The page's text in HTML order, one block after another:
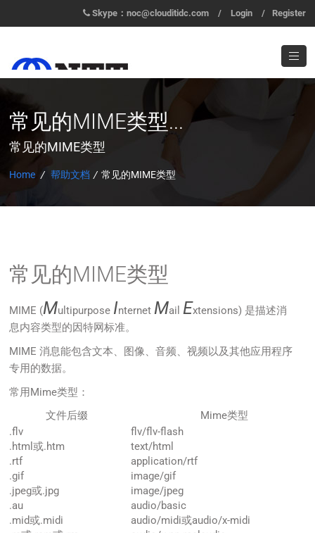
Skype：noc@clouditidc.com / Login / Register
常见的MIME类型...
常见的MIME类型
Home / 帮助文档 / 常见的MIME类型
常见的MIME类型
MIME (Multipurpose InternetMailExtensions) 是描述消
息内容类型的因特网标准。
MIME 消息能包含文本、图像、音频、视频以及其他应用程序
专用的数据。
常用Mime类型：
文件后缀
Mime类型
.flv
flv/flv-flash
.html或.htm
text/html
.rtf
application/rtf
.gif
image/gif
.jpeg或.jpg
image/jpeg
.au
audio/basic
.mid或.midi
audio/midi或audio/x-midi